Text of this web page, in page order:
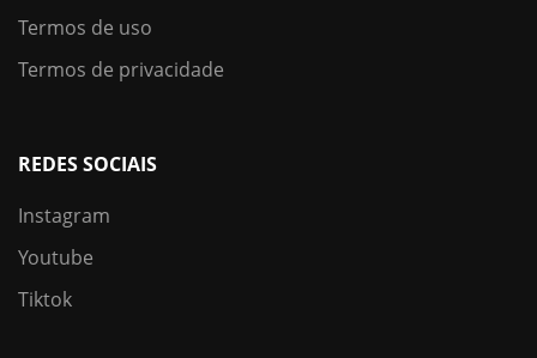
Termos de uso
Termos de privacidade
REDES SOCIAIS
Instagram
Youtube
Tiktok